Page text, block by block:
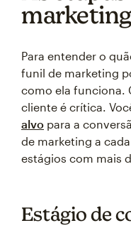
Para entender o
funil de marketing
como ela funciona.
cliente é crítica.
alvo para a
de marketing a
estágios com mais
Estágio de